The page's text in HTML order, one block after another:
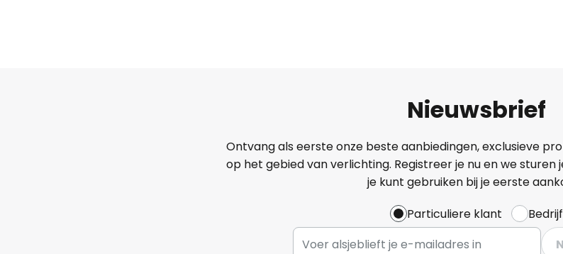
Nieuwsbrief
Ontvang als eerste onze beste aanbiedingen, exclusieve
op het gebied van verlichting. Registreer je nu en we sturen
je kunt gebruiken bij je eerste
Particuliere klant
Bedrijf